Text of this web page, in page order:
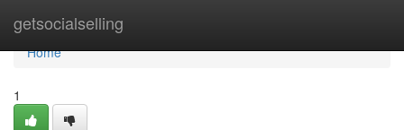
getsocialselling
Home
Home
1